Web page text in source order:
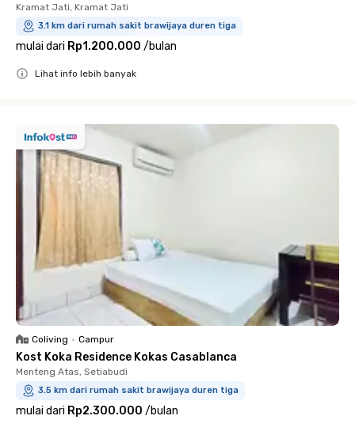
Kramat Jati, Kramat Jati
3.1 km dari rumah sakit brawijaya duren tiga
mulai dari Rp1.200.000 /bulan
Lihat info lebih banyak
Coliving • Campur
Kost Koka Residence Kokas Casablanca
Menteng Atas, Setiabudi
3.5 km dari rumah sakit brawijaya duren tiga
mulai dari Rp2.300.000 /bulan